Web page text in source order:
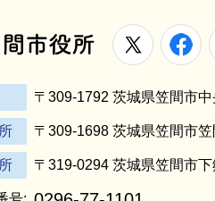
笠間市役所
X
〒309-1792 茨城県笠間市
〒309-1698 茨城県笠間市
〒319-0294 茨城県笠間市